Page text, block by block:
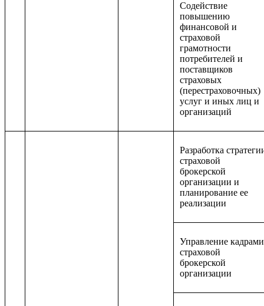
Содействие
повышению
финансовой и
страховой
грамотности
потребителей и
поставщиков
страховых
(перестраховочных)
услуг и иных лиц и
организаций
Разработка
страховой
брокерской
организации и
планирование ее
реализации
Управление кадрами
страховой
брокерской
организации